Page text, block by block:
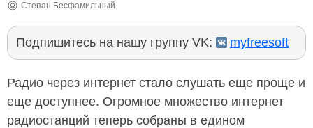
Степан Бесфамильный
Подпишитесь на нашу группу VK: myfreesoft
Радио через интернет стало слушать еще проще и
еще доступнее. Огромное множество интернет
радиостанций теперь собраны в едином